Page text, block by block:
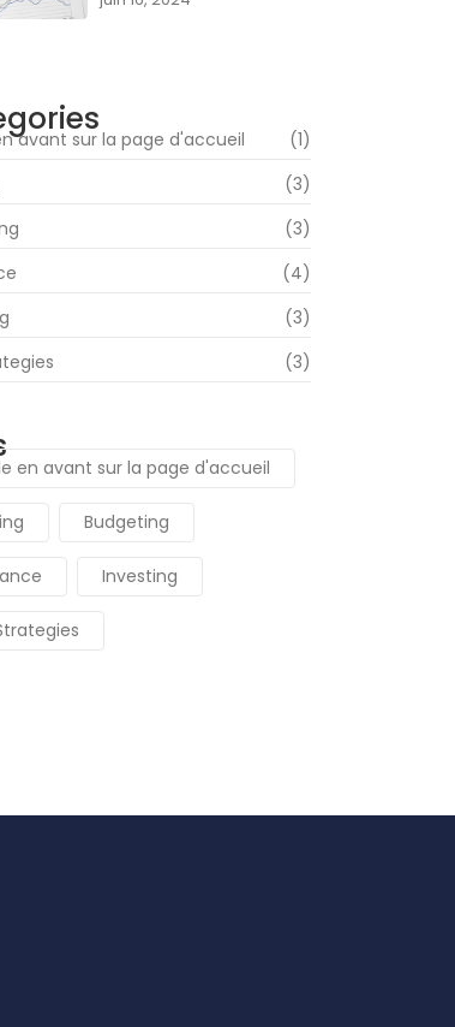
avant sur la page d'accueil
(1)
(3)
(3)
(4)
(3)
(3)
en avant sur la page d'accueil
Budgeting
Investing